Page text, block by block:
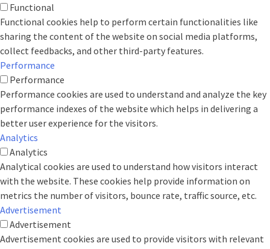
Functional
Functional cookies help to perform certain functionalities like
sharing the content of the website on social media platforms,
collect feedbacks, and other third-party features.
Performance
Performance
Performance cookies are used to understand and analyze the key
performance indexes of the website which helps in delivering a
better user experience for the visitors.
Analytics
Analytics
Analytical cookies are used to understand how visitors interact
with the website. These cookies help provide information on
metrics the number of visitors, bounce rate, traffic source, etc.
Advertisement
Advertisement
Advertisement cookies are used to provide visitors with relevant